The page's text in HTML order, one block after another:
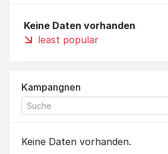
Keine Daten vorhanden
least popular
Kampangnen
Keine Daten vorhanden.